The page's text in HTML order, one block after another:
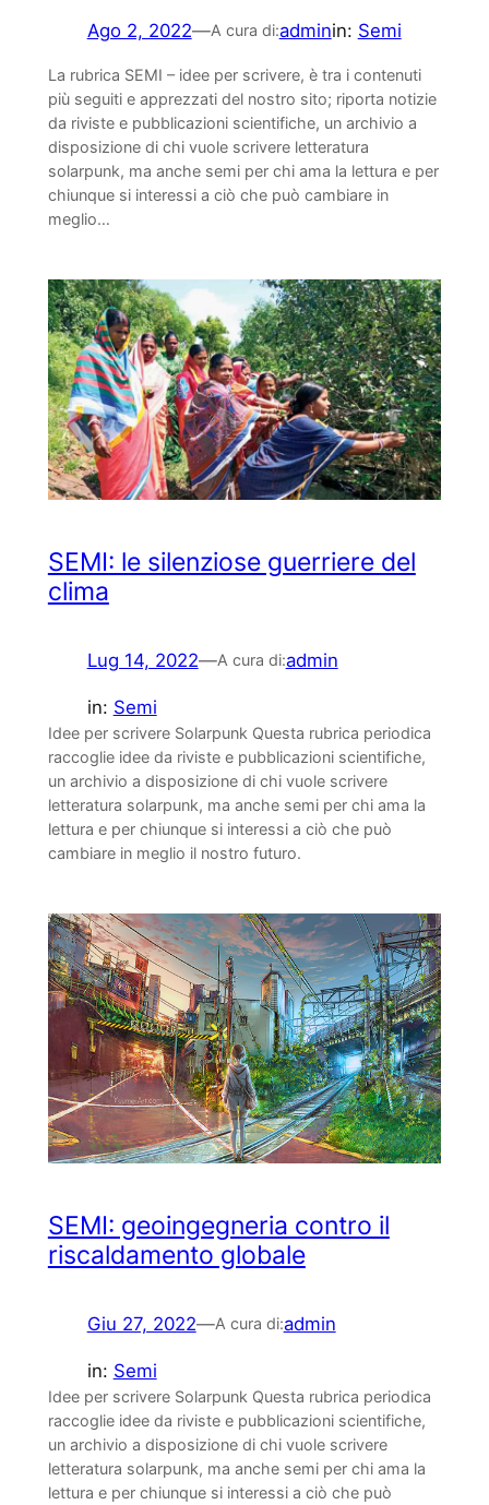
Ago 2, 2022—A cura di:adminin: Semi
La rubrica SEMI – idee per scrivere, è tra i contenuti
più seguiti e apprezzati del nostro sito; riporta notizie
da riviste e pubblicazioni scientifiche, un archivio a
disposizione di chi vuole scrivere letteratura
solarpunk, ma anche semi per chi ama la lettura e per
chiunque si interessi a ciò che può cambiare in
meglio…
SEMI: le silenziose guerriere del
clima
Lug 14, 2022—A cura di:admin
in: Semi
Idee per scrivere Solarpunk Questa rubrica periodica
raccoglie idee da riviste e pubblicazioni scientifiche,
un archivio a disposizione di chi vuole scrivere
letteratura solarpunk, ma anche semi per chi ama la
lettura e per chiunque si interessi a ciò che può
cambiare in meglio il nostro futuro.
SEMI: geoingegneria contro il
riscaldamento globale
Giu 27, 2022—A cura di:admin
in: Semi
Idee per scrivere Solarpunk Questa rubrica periodica
raccoglie idee da riviste e pubblicazioni scientifiche,
un archivio a disposizione di chi vuole scrivere
letteratura solarpunk, ma anche semi per chi ama la
lettura e per chiunque si interessi a ciò che può